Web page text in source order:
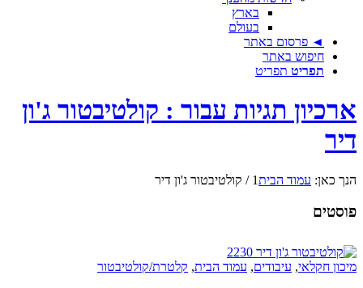
בארץ
בעולם
◄ פרסום באתר
חיפוש באתר
תפריט תפריט
ארכיון תגיות עבור : קולטיבטור ג'ון
דיר
הנך כאן: עמוד הבית1
/ קולטיבטור ג'ון דיר
פוסטים
מיכון חקלאי, עיבודים, עמוד הבית, קלטרת/קולטיבטור